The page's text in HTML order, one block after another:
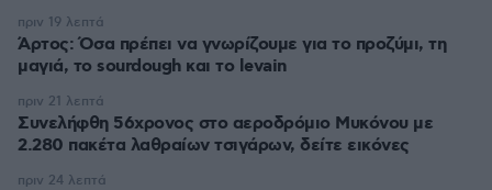
Άρτος: Όσα πρέπει να γνωρίζουμε για το προζύμι, τη
μαγιά, το sourdough και το levain
πριν 19 λεπτά
Συνελήφθη 56χρονος στο αεροδρόμιο Μυκόνου με
2.280 πακέτα λαθραίων τσιγάρων, δείτε εικόνες
πριν 21 λεπτά
πριν 24 λεπτά